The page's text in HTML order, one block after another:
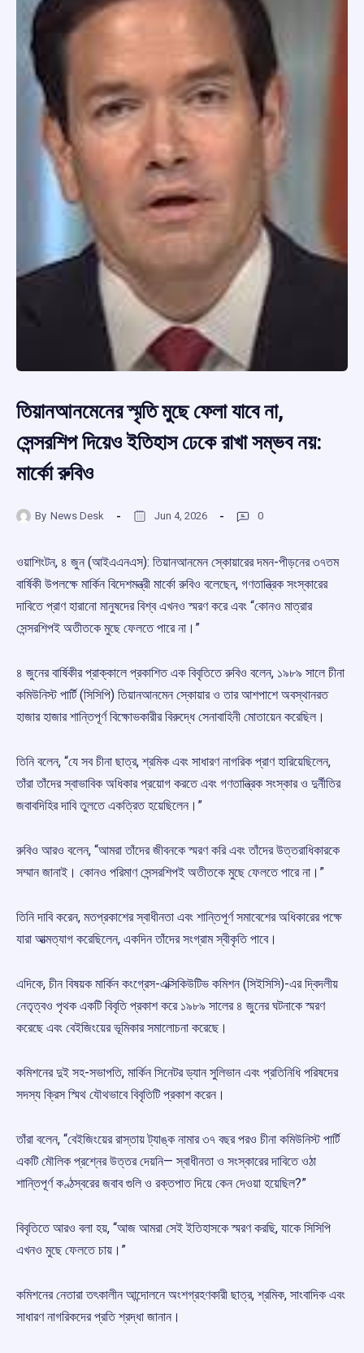
তিয়ানআনমেনের স্মৃতি মুছে ফেলা যাবে না,
সেন্সরশিপ দিয়েও ইতিহাস ঢেকে রাখা সম্ভব নয়:
মার্কো রুবিও
By News Desk Jun 4, 2026 0
ওয়াশিংটন, ৪ জুন (আইএএনএস): তিয়ানআনমেন স্কোয়ারের দমন-পীড়নের ৩৭তম
বার্ষিকী উপলক্ষে মার্কিন বিদেশমন্ত্রী মার্কো রুবিও বলেছেন, গণতান্ত্রিক সংস্কারের
দাবিতে প্রাণ হারানো মানুষদের বিশ্ব এখনও স্মরণ করে এবং “কোনও মাত্রার
সেন্সরশিপই অতীতকে মুছে ফেলতে পারে না।”
৪ জুনের বার্ষিকীর প্রাক্কালে প্রকাশিত এক বিবৃতিতে রুবিও বলেন, ১৯৮৯ সালে চীনা
কমিউনিস্ট পার্টি (সিসিপি) তিয়ানআনমেন স্কোয়ার ও তার আশপাশে অবস্থানরত
হাজার হাজার শান্তিপূর্ণ বিক্ষোভকারীর বিরুদ্ধে সেনাবাহিনী মোতায়েন করেছিল।
তিনি বলেন, “যে সব চীনা ছাত্র, শ্রমিক এবং সাধারণ নাগরিক প্রাণ হারিয়েছিলেন,
তাঁরা তাঁদের স্বাভাবিক অধিকার প্রয়োগ করতে এবং গণতান্ত্রিক সংস্কার ও দুর্নীতির
জবাবদিহির দাবি তুলতে একত্রিত হয়েছিলেন।”
রুবিও আরও বলেন, “আমরা তাঁদের জীবনকে স্মরণ করি এবং তাঁদের উত্তরাধিকারকে
সম্মান জানাই। কোনও পরিমাণ সেন্সরশিপই অতীতকে মুছে ফেলতে পারে না।”
তিনি দাবি করেন, মতপ্রকাশের স্বাধীনতা এবং শান্তিপূর্ণ সমাবেশের অধিকারের পক্ষে
যারা আত্মত্যাগ করেছিলেন, একদিন তাঁদের সংগ্রাম স্বীকৃতি পাবে।
এদিকে, চীন বিষয়ক মার্কিন কংগ্রেস-এক্সিকিউটিভ কমিশন (সিইসিসি)-এর দ্বিদলীয়
নেতৃত্বও পৃথক একটি বিবৃতি প্রকাশ করে ১৯৮৯ সালের ৪ জুনের ঘটনাকে স্মরণ
করেছে এবং বেইজিংয়ের ভূমিকার সমালোচনা করেছে।
কমিশনের দুই সহ-সভাপতি, মার্কিন সিনেটর ড্যান সুলিভান এবং প্রতিনিধি পরিষদের
সদস্য ক্রিস স্মিথ যৌথভাবে বিবৃতিটি প্রকাশ করেন।
তাঁরা বলেন, “বেইজিংয়ের রাস্তায় ট্যাঙ্ক নামার ৩৭ বছর পরও চীনা কমিউনিস্ট পার্টি
একটি মৌলিক প্রশ্নের উত্তর দেয়নি— স্বাধীনতা ও সংস্কারের দাবিতে ওঠা
শান্তিপূর্ণ কণ্ঠস্বরের জবাব গুলি ও রক্তপাত দিয়ে কেন দেওয়া হয়েছিল?”
বিবৃতিতে আরও বলা হয়, “আজ আমরা সেই ইতিহাসকে স্মরণ করছি, যাকে সিসিপি
এখনও মুছে ফেলতে চায়।”
কমিশনের নেতারা তৎকালীন আন্দোলনে অংশগ্রহণকারী ছাত্র, শ্রমিক, সাংবাদিক এবং
সাধারণ নাগরিকদের প্রতি শ্রদ্ধা জানান।